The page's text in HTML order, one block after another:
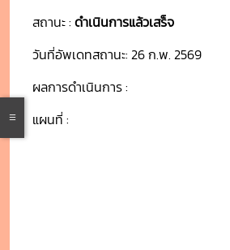
สถานะ : ดำเนินการแล้วเสร็จ
วันที่อัพเดทสถานะ: 26 ก.พ. 2569
ผลการดำเนินการ :
แผนที่ :